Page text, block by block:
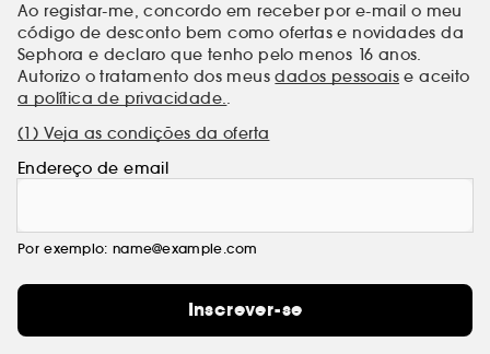
Ao registar-me, concordo em receber por e-mail o meu
código de desconto bem como ofertas e novidades da
Sephora e declaro que tenho pelo menos 16 anos.
Autorizo o tratamento dos meusdados pessoais e aceito
a política de privacidade..
(1) Veja as condições da oferta
Endereço de email
Por exemplo: name@example.com
Inscrever-se